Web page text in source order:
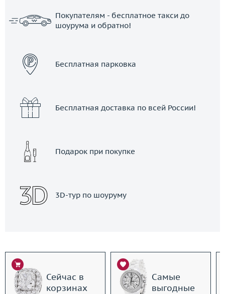
Покупателям - бесплатное такси до
шоурума и обратно!
Бесплатная парковка
Бесплатная доставка по всей России!
Подарок при покупке
3D-тур по шоуруму
Сейчас в
корзинах
Самые
выгодные